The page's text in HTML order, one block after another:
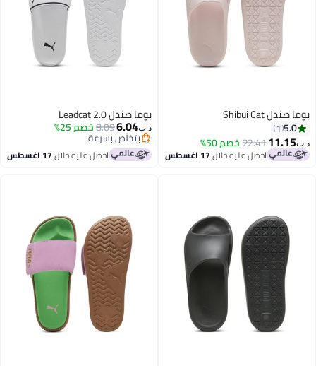
بوما صندل Shibui Cat
5.0
1
د.ب‏11.15
22.41خصم 50%
احصل عليه خلال17 اغسطس
بوما صندل Leadcat 2.0
د.ب‏6.04
8.09خصم 25%
بتخلّص بسرعة
بتخلّص بسرعةاحصل عليه خلال17 اغسطس